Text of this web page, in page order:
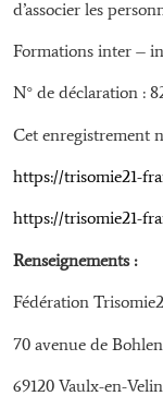
d’associer les
Formations inter –
N° de déclaration :
Cet enregistrement
https://trisomie21-
https://trisomie21-
Renseignements :
Fédération
70 avenue de Bohlen
69120 Vaulx-en-Velin